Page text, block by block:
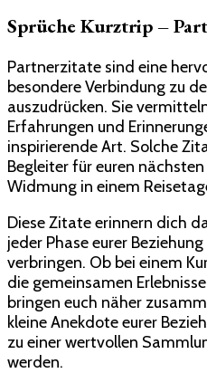
Sprüche Kurztrip –
Partnerzitate sind eine
besondere Verbindung zu
auszudrücken. Sie
Erfahrungen und
inspirierende Art. Solche
Begleiter für euren
Widmung in einem
Diese Zitate erinnern dich
jeder Phase eurer
verbringen. Ob bei einem
die gemeinsamen
bringen euch näher
kleine Anekdote eurer
zu einer wertvollen
werden.